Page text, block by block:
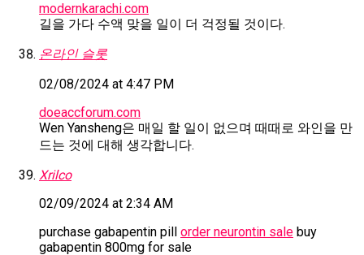
modernkarachi.com
길을 가다 수액 맞을 일이 더 걱정될 것이다.
온라인 슬롯
02/08/2024 at 4:47 PM
doeaccforum.com
Wen Yansheng은 매일 할 일이 없으며 때때로 와인을 만
드는 것에 대해 생각합니다.
Xrilco
02/09/2024 at 2:34 AM
purchase gabapentin pill order neurontin sale buy
gabapentin 800mg for sale